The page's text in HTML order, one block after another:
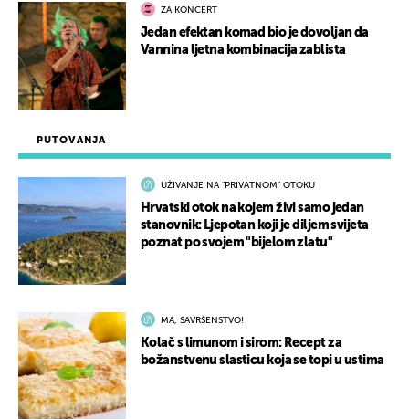
PUTOVANJA
UŽIVANJE NA "PRIVATNOM" OTOKU
Hrvatski otok na kojem živi samo jedan
stanovnik: Ljepotan koji je diljem svijeta
poznat po svojem "bijelom zlatu"
MA, SAVRŠENSTVO!
Kolač s limunom i sirom: Recept za
božanstvenu slasticu koja se topi u ustima
ZA KONCERT
Jedan efektan komad bio je dovoljan da
Vannina ljetna kombinacija zablista